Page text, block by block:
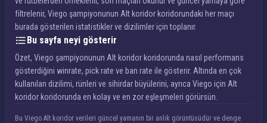
filtrelenir, Viego şampiyonunun Alt koridor koridorundaki her maçı
burada gösterilen istatistikler ve dizilimler için toplanır.
Bu sayfa neyi gösterir
Özet, Viego şampiyonunun Alt koridor koridorunda nasıl performans
gösterdiğini winrate, pick rate ve ban rate ile gösterir. Altında en çok
kullanılan dizilimi, rünleri ve sihirdar büyülerini, ayrıca Viego için Alt
koridor koridorunda en kolay ve en zor eşleşmeleri görürsün.
Bu Viego Alt koridor verileri güncel yamanın bir anlık görüntüsüdür ve denge